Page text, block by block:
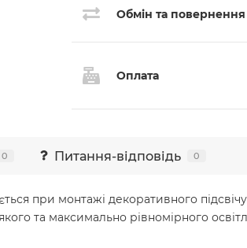
Обмін та повернення
Оплата
0 Питання-відповідь 0
при монтажі декоративного
та максимально рівномірного